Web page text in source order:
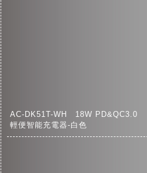
AC-DK51T-WH 18W PD&QC3.0
輕便智能充電器-白色